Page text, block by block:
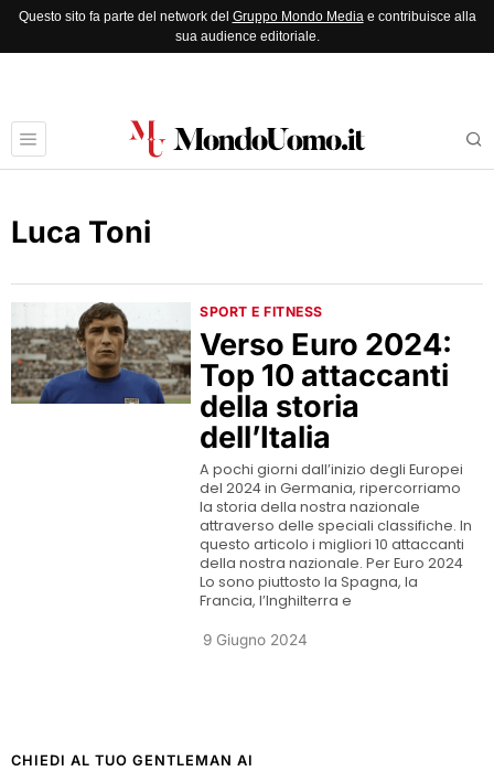
Questo sito fa parte del network del Gruppo Mondo Mediae contribuisce alla
sua audience editoriale.
Luca Toni
SPORT E FITNESS
Verso Euro 2024:
Top 10 attaccanti
della storia
dell’Italia
A pochi giorni dall’inizio degli Europei
del 2024 in Germania, ripercorriamo
la storia della nostra nazionale
attraverso delle speciali classifiche. In
questo articolo i migliori 10 attaccanti
della nostra nazionale. Per Euro 2024
Lo sono piuttosto la Spagna, la
Francia, l’Inghilterra e
9 Giugno 2024
CHIEDI AL TUO GENTLEMAN AI